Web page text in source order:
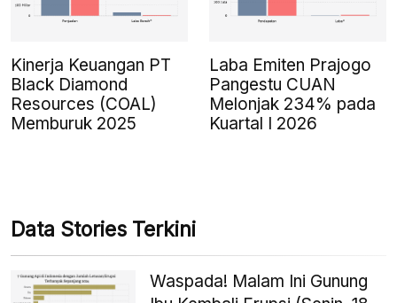
Kinerja Keuangan PT
Black Diamond
Resources (COAL)
Memburuk 2025
Laba Emiten Prajogo
Pangestu CUAN
Melonjak 234% pada
Kuartal I 2026
Data Stories Terkini
Waspada! Malam Ini Gunung